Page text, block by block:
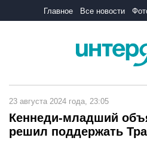
Главное Все новости
23 августа 2024 года, 23:05
Кеннеди-младший
решил поддержать